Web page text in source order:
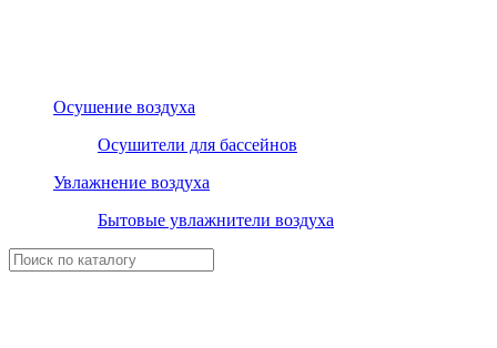
Осушение воздуха
Осушители для бассейнов
Увлажнение воздуха
Бытовые увлажнители воздуха